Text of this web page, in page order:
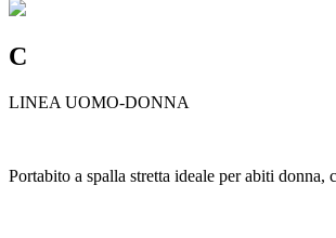
C
LINEA UOMO-DONNA
Portabito a spalla stretta ideale per abiti